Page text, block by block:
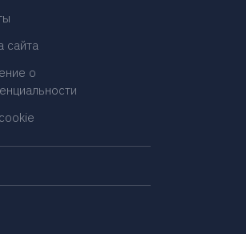
сайта
о